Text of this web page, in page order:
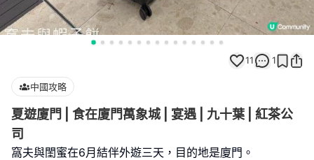
11 1
中國攻略
夏遊廈門 | 食在廈門萬象城 | 宴遇 | 九十葉 | 紅茶公
司
窩夫與閨蜜在6月結伴外遊三天，目的地是廈門。